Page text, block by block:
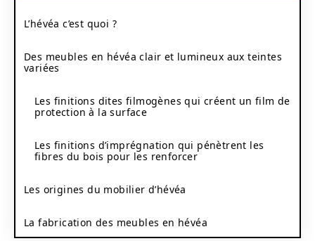
L’hévéa c’est quoi ?
Des meubles en hévéa clair et lumineux aux teintes
variées
Les finitions dites filmogènes qui créent un film de
protection à la surface
Les finitions d’imprégnation qui pénètrent les
fibres du bois pour les renforcer
Les origines du mobilier d’hévéa
La fabrication des meubles en hévéa